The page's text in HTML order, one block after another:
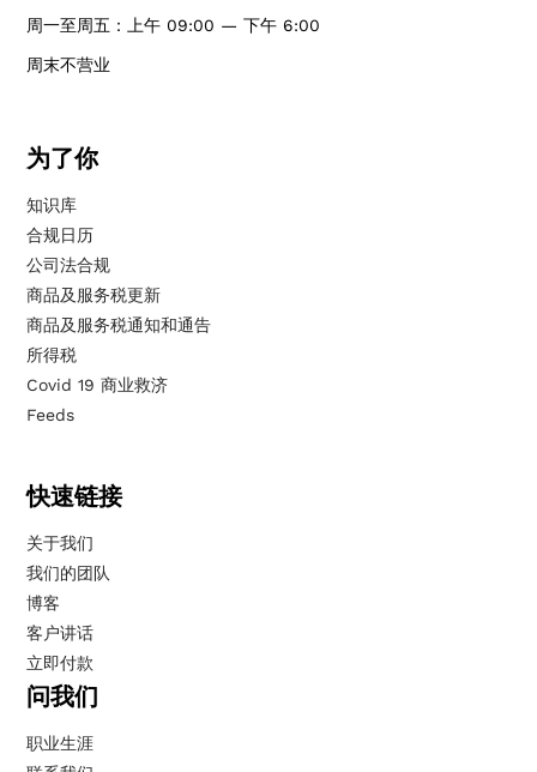
周一至周五：上午 09:00 — 下午 6:00
周末不营业
为了你
知识库
合规日历
公司法合规
商品及服务税更新
商品及服务税通知和通告
所得税
Covid 19 商业救济
Feeds
快速链接
关于我们
我们的团队
博客
客户讲话
立即付款
问我们
职业生涯